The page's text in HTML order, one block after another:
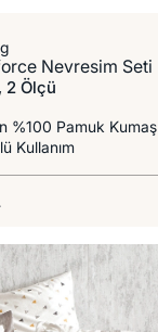
Nevresim Seti
2 Ölçü
%100 Pamuk Kumaş
Kullanım